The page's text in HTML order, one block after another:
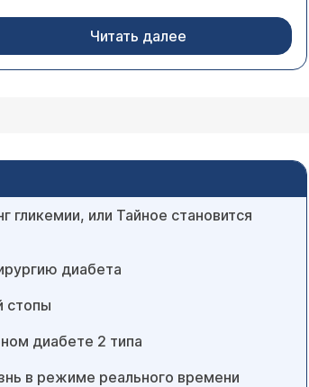
Читать далее
гликемии, или Тайное становится
диабета
стопы
диабете 2 типа
в режиме реального времени